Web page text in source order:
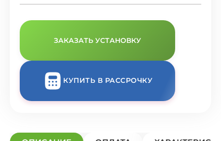
ЗАКАЗАТЬ УСТАНОВКУ
КУПИТЬ В РАССРОЧКУ